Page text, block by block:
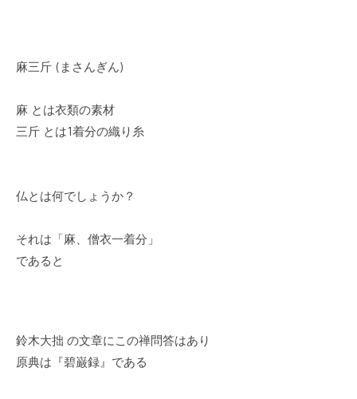
麻三斤 (まさんぎん)
麻 とは衣類の素材
三斤 とは1着分の織り糸
仏とは何でしょうか？
それは「麻、僧衣一着分」
であると
鈴木大拙 の文章にこの禅問答はあり
原典は『碧巌録』である